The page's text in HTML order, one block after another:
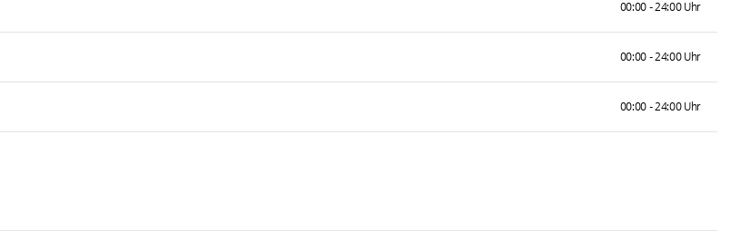
00:00 - 24:00 Uhr
00:00 - 24:00 Uhr
00:00 - 24:00 Uhr